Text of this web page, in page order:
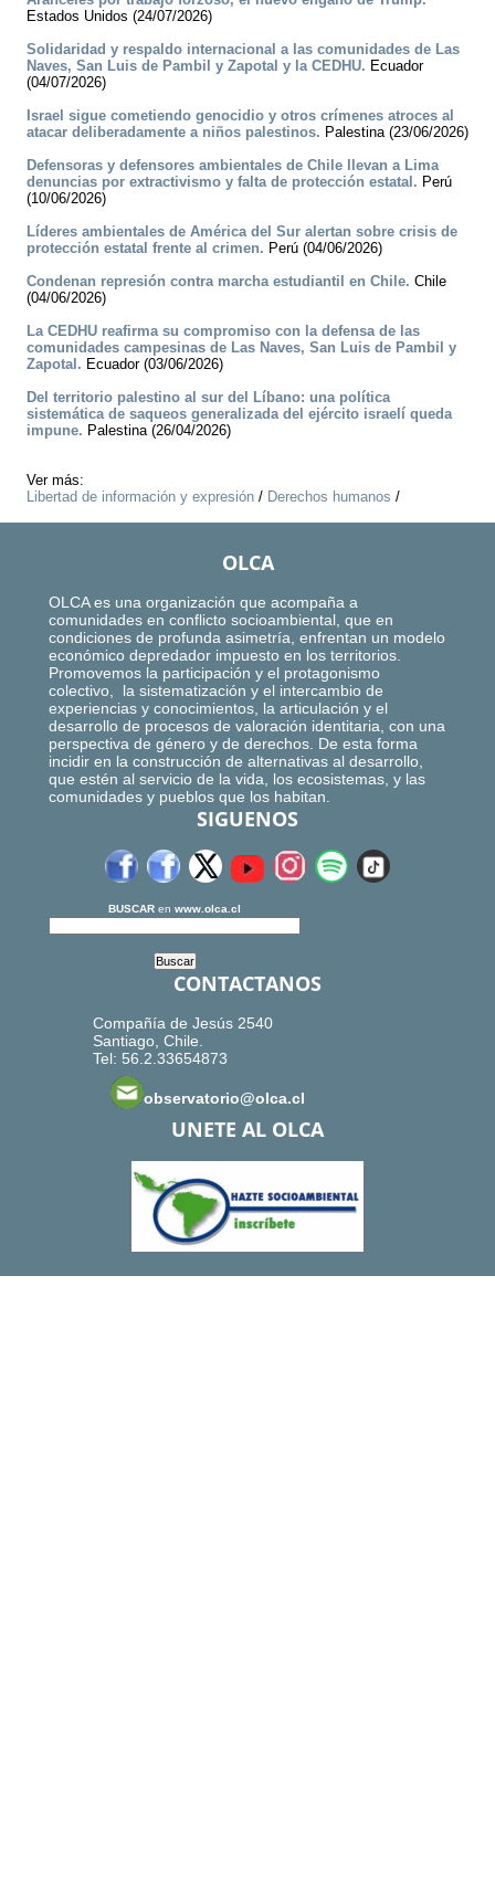
Estados Unidos (24/07/2026)
Solidaridad y respaldo internacional a las comunidades de Las
Naves, San Luis de Pambil y Zapotal y la CEDHU. Ecuador
(04/07/2026)
Israel sigue cometiendo genocidio y otros crímenes atroces al
atacar deliberadamente a niños palestinos. Palestina (23/06/2026)
Defensoras y defensores ambientales de Chile llevan a Lima
denuncias por extractivismo y falta de protección estatal. Perú
(10/06/2026)
Líderes ambientales de América del Sur alertan sobre crisis de
protección estatal frente al crimen. Perú (04/06/2026)
Condenan represión contra marcha estudiantil en Chile. Chile
(04/06/2026)
La CEDHU reafirma su compromiso con la defensa de las
comunidades campesinas de Las Naves, San Luis de Pambil y
Zapotal. Ecuador (03/06/2026)
Del territorio palestino al sur del Líbano: una política
sistemática de saqueos generalizada del ejército israelí queda
impune. Palestina (26/04/2026)
Ver más:
Libertad de información y expresión / Derechos humanos /
OLCA
OLCA es una organización que acompaña a
comunidades en conflicto socioambiental, que en
condiciones de profunda asimetría, enfrentan un modelo
económico depredador impuesto en los territorios.
Promovemos la participación y el protagonismo
colectivo, la sistematización y el intercambio de
experiencias y conocimientos, la articulación y el
desarrollo de procesos de valoración identitaria, con una
perspectiva de género y de derechos. De esta forma
incidir en la construcción de alternativas al desarrollo,
que estén al servicio de la vida, los ecosistemas, y las
comunidades y pueblos que los habitan.
SIGUENOS
BUSCAR en www.olca.cl
CONTACTANOS
Compañía de Jesús 2540
Santiago, Chile.
Tel: 56.2.33654873
observatorio@olca.cl
UNETE AL OLCA